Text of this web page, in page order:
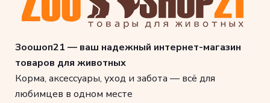
Зоошоп21 — ваш надежный интернет-магазин
товаров для животных
Корма, аксессуары, уход и забота — всё для
любимцев в одном месте